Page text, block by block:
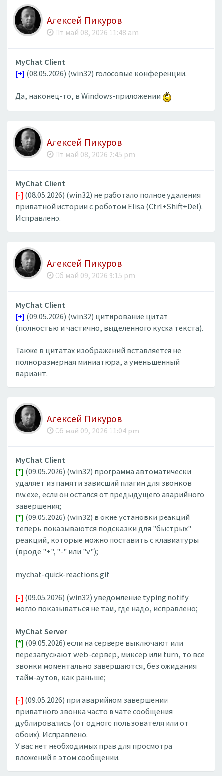
Алексей Пикуров
Пт май 08, 2026 11:48 am
MyChat Client
[+] (08.05.2026) (win32) голосовые конференции.
Да, наконец-то, в Windows-приложении
Алексей Пикуров
Пт май 08, 2026 2:45 pm
MyChat Client
[-] (08.05.2026) (win32) не работало полное удаления
приватной истории с роботом Elisa (Ctrl+Shift+Del).
Исправлено.
Алексей Пикуров
Сб май 09, 2026 9:15 pm
MyChat Client
[+] (09.05.2026) (win32) цитирование цитат
(полностью и частично, выделенного куска текста).
Также в цитатах изображений вставляется не
полноразмерная миниатюра, а уменьшенный
вариант.
Алексей Пикуров
Сб май 09, 2026 11:04 pm
MyChat Client
[*] (09.05.2026) (win32) программа автоматически
удаляет из памяти зависший плагин для звонков
nw.exe, если он остался от предыдущего аварийного
завершения;
[*] (09.05.2026) (win32) в окне установки реакций
теперь показываются подсказки для "быстрых"
реакций, которые можно поставить с клавиатуры
(вроде "+", "-" или "v");
mychat-quick-reactions.gif
[-] (09.05.2026) (win32) уведомление typing notify
могло показываться не там, где надо, исправлено;
MyChat Server
[*] (09.05.2026) если на сервере выключают или
перезапускают web-сервер, миксер или turn, то все
звонки моментально завершаются, без ожидания
тайм-аутов, как раньше;
[-] (09.05.2026) при аварийном завершении
приватного звонка часто в чате сообщения
дублировались (от одного пользователя или от
обоих). Исправлено.
У вас нет необходимых прав для просмотра
вложений в этом сообщении.